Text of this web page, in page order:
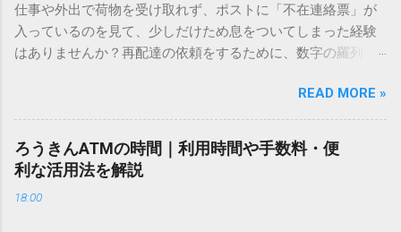
必要はありません。 1. なぜ「変換」しても旧字・外字が出て
こないのか？ そもそも、なぜ普通の変換で出てこない漢字が
あるのでしょうか。その理由は、パソコンが文字を認識する
は、JIS規格（日本産業規格）によって「第1水準」「第2水
準」といった形で整理されています。しかし、人名や地名に
使われる非常に古い漢字（旧字）や、特定の組織だけで作ら
れた「外字」は、この一般的な変換リストに含まれていない
仕事や外出で荷物を受け取れず、ポストに「不在連絡票」が
入っているのを見て、少しだけため息をついてしまった経験
はありませんか？再配達の依頼をするために、数字の羅列を
ことに申し訳なさを感じたりすることもあるかもしれませ
ん。 「もっとスムーズに、自分のタイミングで受け取りた
い」 「わざわざ電話をかけずに、スマホ一つで完結させた
い」 そんな願いを叶えてくれるのが、佐川急便の会員制サー
ビス「スマートクラブ」と、LINEや公式アプリの連携です。
これらを活用するだけで、再配達のストレスは驚くほど軽く
READ MORE »
ろうきんATMの時間｜利用時間や手数料・便
利な活用法を解説
18:00